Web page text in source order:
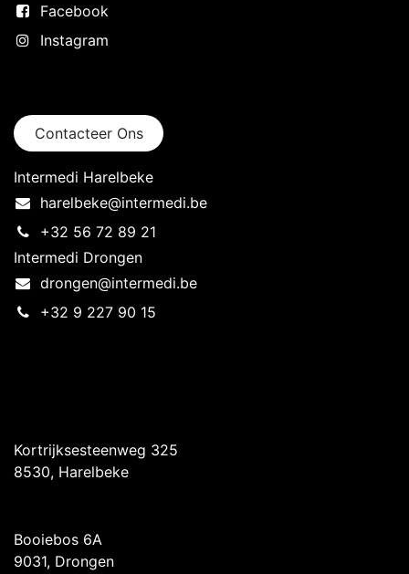
Facebook
Instagram
Contacteer Ons
Intermedi Harelbeke
harelbeke@intermedi.be
+32 56 72 89 21
Intermedi Drongen
drongen@intermedi.be
+32 9 227 90 15
Kortrijksesteenweg 325
8530, Harelbeke
Booiebos 6A
9031, Drongen